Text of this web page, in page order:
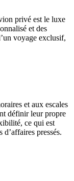
privé est le luxe
et des
voyage exclusif,
et aux escales
définir leur propre
ce qui est
pressés.